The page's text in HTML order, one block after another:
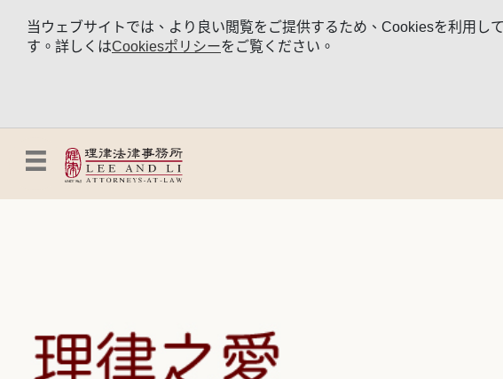
当ウェブサイトでは、より良い閲覧をご提供するため、Cookiesを利用
す。詳しくはCookiesポリシーをご覧ください。